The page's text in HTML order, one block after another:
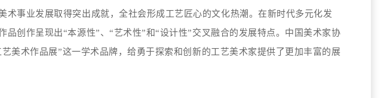
术事业发展取得突出成就，全社会形成工艺匠心的文化热潮。在新时代多元化发
品创作呈现出“本源性”、“艺术性”和“设计性”交叉融合的发展特点。中国美术家协
美术作品展”这一学术品牌，给勇于探索和创新的工艺美术家提供了更加丰富的展